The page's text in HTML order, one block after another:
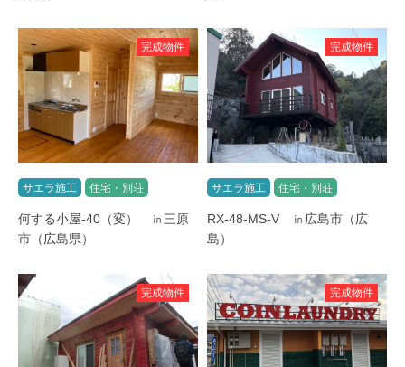
完成物件
サエラ施工 住宅・別荘
何する小屋-40（変） ㏌三原
市（広島県）
完成物件
サエラ施工 住宅・別荘
RX-48-MS-V ㏌広島市（広
島）
完成物件 完成物件